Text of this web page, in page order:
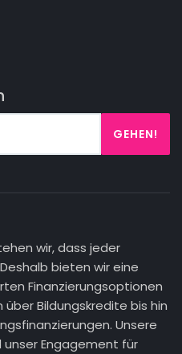
GEHEN!
wir, dass jeder
bieten wir eine
Finanzierungsoptionen
Bildungskredite bis hin
Unsere
Engagement für